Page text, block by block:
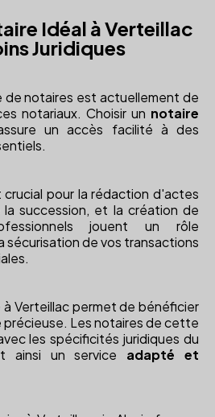
Idéal à Verteillac
Juridiques
de notaires est actuellement de
notariaux. Choisir un notaire
un accès facilité à des
pour la rédaction d'actes
succession, et la création de
jouent un rôle
sécurisation de vos transactions
Verteillac permet de bénéficier
Les notaires de cette
les spécificités juridiques du
ainsi un service adapté et